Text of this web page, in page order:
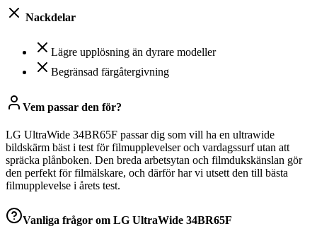
Nackdelar
Lägre upplösning än dyrare modeller
Begränsad färgåtergivning
Vem passar den för?
LG UltraWide 34BR65F passar dig som vill ha en ultrawide
bildskärm bäst i test för filmupplevelser och vardagssurf utan att
spräcka plånboken. Den breda arbetsytan och filmdukskänslan gör
den perfekt för filmälskare, och därför har vi utsett den till bästa
filmupplevelse i årets test.
Vanliga frågor om LG UltraWide 34BR65F